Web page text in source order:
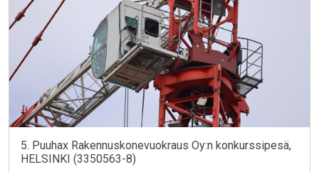
5. Puuhax Rakennuskonevuokraus Oy:n konkurssipesä,
HELSINKI (3350563-8)